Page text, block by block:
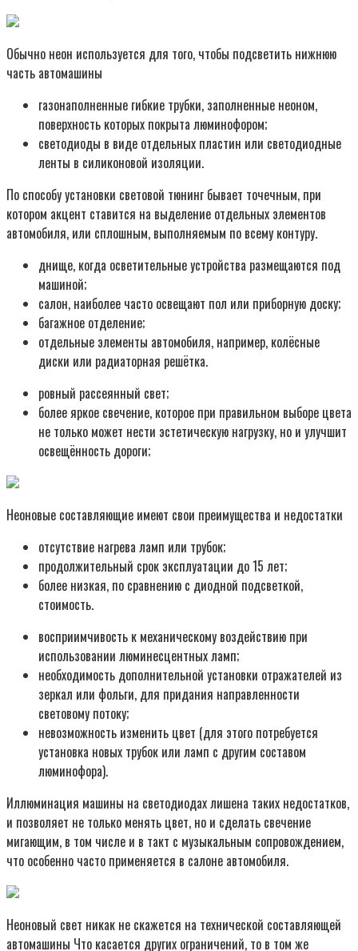
Обычно неон используется для того, чтобы подсветить нижнюю
часть автомашины
газонаполненные гибкие трубки, заполненные неоном,
поверхность которых покрыта люминофором;
светодиоды в виде отдельных пластин или светодиодные
ленты в силиконовой изоляции.
По способу установки световой тюнинг бывает точечным, при
котором акцент ставится на выделение отдельных элементов
автомобиля, или сплошным, выполняемым по всему контуру.
днище, когда осветительные устройства размещаются под
машиной;
салон, наиболее часто освещают пол или приборную доску;
багажное отделение;
отдельные элементы автомобиля, например, колёсные
диски или радиаторная решётка.
ровный рассеянный свет;
более яркое свечение, которое при правильном выборе цвета
не только может нести эстетическую нагрузку, но и улучшит
освещённость дороги;
Неоновые составляющие имеют свои преимущества и недостатки
отсутствие нагрева ламп или трубок;
продолжительный срок эксплуатации до 15 лет;
более низкая, по сравнению с диодной подсветкой,
стоимость.
восприимчивость к механическому воздействию при
использовании люминесцентных ламп;
необходимость дополнительной установки отражателей из
зеркал или фольги, для придания направленности
световому потоку;
невозможность изменить цвет (для этого потребуется
установка новых трубок или ламп с другим составом
люминофора).
Иллюминация машины на светодиодах лишена таких недостатков,
и позволяет не только менять цвет, но и сделать свечение
мигающим, в том числе и в такт с музыкальным сопровождением,
что особенно часто применяется в салоне автомобиля.
Неоновый свет никак не скажется на технической составляющей
автомашины Что касается других ограничений, то в том же